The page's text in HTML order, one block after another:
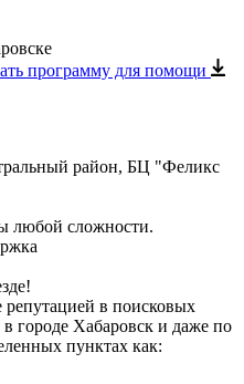
программу для помощи
район, БЦ "Феликс
любой сложности.
в поисковых
городе Хабаровск и даже по
пунктах как: